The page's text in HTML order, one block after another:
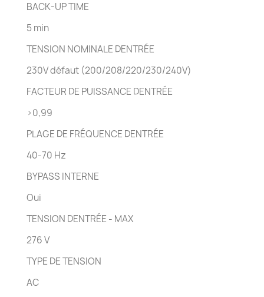
BACK-UP TIME
5 min
TENSION NOMINALE DENTRÉE
230V défaut (200/208/220/230/240V)
FACTEUR DE PUISSANCE DENTRÉE
>0,99
PLAGE DE FRÉQUENCE DENTRÉE
40-70 Hz
BYPASS INTERNE
Oui
TENSION DENTRÉE - MAX
276 V
TYPE DE TENSION
AC